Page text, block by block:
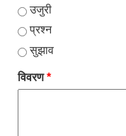
उजुरी
प्रश्न
सुझाव
विवरण*